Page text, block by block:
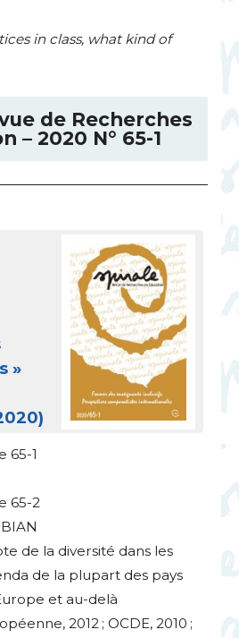
in class, what kind of
de Recherches
– 2020 N° 65-1
»
65-1
65-2
BIAN
de la diversité dans les
de la plupart des pays
et au-delà
2012 ; OCDE, 2010 ;